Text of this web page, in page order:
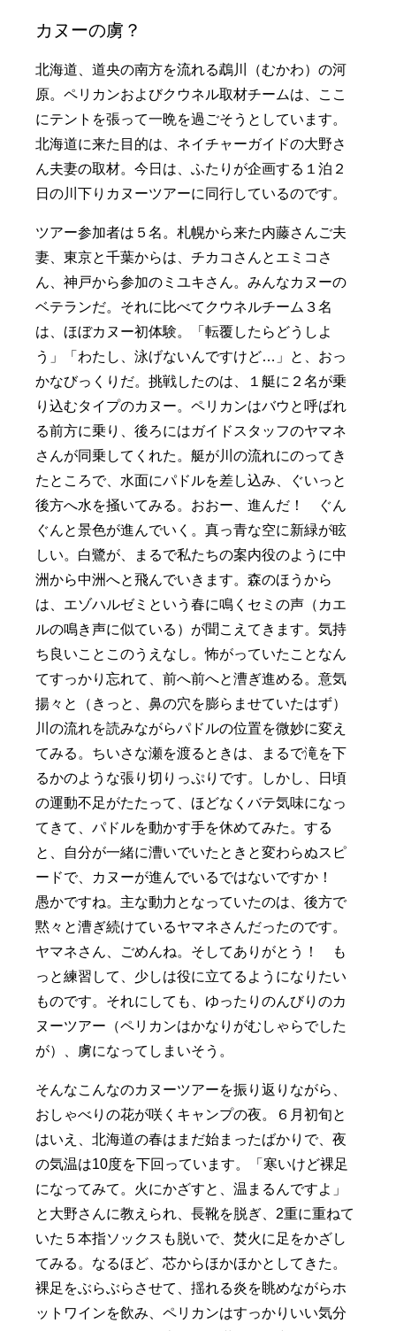
カヌーの虜？
北海道、道央の南方を流れる鵡川（むかわ）の河
原。ペリカンおよびクウネル取材チームは、ここ
にテントを張って一晩を過ごそうとしています。
北海道に来た目的は、ネイチャーガイドの大野さ
ん夫妻の取材。今日は、ふたりが企画する１泊２
日の川下りカヌーツアーに同行しているのです。
ツアー参加者は５名。札幌から来た内藤さんご夫
妻、東京と千葉からは、チカコさんとエミコさ
ん、神戸から参加のミユキさん。みんなカヌーの
ベテランだ。それに比べてクウネルチーム３名
は、ほぼカヌー初体験。「転覆したらどうしよ
う」「わたし、泳げないんですけど…」と、おっ
かなびっくりだ。挑戦したのは、１艇に２名が乗
り込むタイプのカヌー。ペリカンはバウと呼ばれ
る前方に乗り、後ろにはガイドスタッフのヤマネ
さんが同乗してくれた。艇が川の流れにのってき
たところで、水面にパドルを差し込み、ぐいっと
後方へ水を掻いてみる。おおー、進んだ！ ぐん
ぐんと景色が進んでいく。真っ青な空に新緑が眩
しい。白鷺が、まるで私たちの案内役のように中
洲から中洲へと飛んでいきます。森のほうから
は、エゾハルゼミという春に鳴くセミの声（カエ
ルの鳴き声に似ている）が聞こえてきます。気持
ち良いことこのうえなし。怖がっていたことなん
てすっかり忘れて、前へ前へと漕ぎ進める。意気
揚々と（きっと、鼻の穴を膨らませていたはず）
川の流れを読みながらパドルの位置を微妙に変え
てみる。ちいさな瀬を渡るときは、まるで滝を下
るかのような張り切りっぷりです。しかし、日頃
の運動不足がたたって、ほどなくバテ気味になっ
てきて、パドルを動かす手を休めてみた。する
と、自分が一緒に漕いでいたときと変わらぬスピ
ードで、カヌーが進んでいるではないですか！
愚かですね。主な動力となっていたのは、後方で
黙々と漕ぎ続けているヤマネさんだったのです。
ヤマネさん、ごめんね。そしてありがとう！ も
っと練習して、少しは役に立てるようになりたい
ものです。それにしても、ゆったりのんびりのカ
ヌーツアー（ペリカンはかなりがむしゃらでした
が）、虜になってしまいそう。
そんなこんなのカヌーツアーを振り返りながら、
おしゃべりの花が咲くキャンプの夜。６月初旬と
はいえ、北海道の春はまだ始まったばかりで、夜
の気温は10度を下回っています。「寒いけど裸足
になってみて。火にかざすと、温まるんですよ」
と大野さんに教えられ、長靴を脱ぎ、2重に重ねて
いた５本指ソックスも脱いで、焚火に足をかざし
てみる。なるほど、芯からほかほかとしてきた。
裸足をぶらぶらさせて、揺れる炎を眺めながらホ
ットワインを飲み、ペリカンはすっかりいい気分